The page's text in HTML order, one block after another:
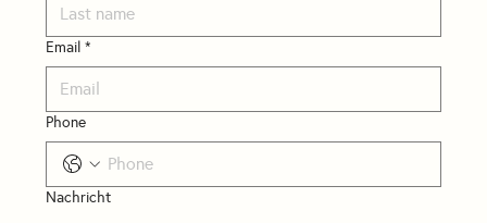
Email *
Phone
Nachricht